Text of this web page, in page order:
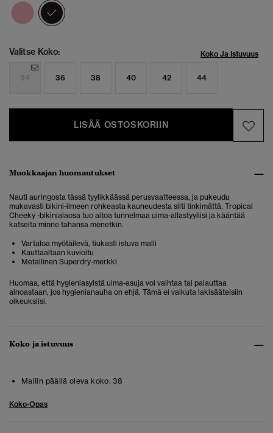
Valitse Koko: Koko Ja Istuvuus
34 36 38 40 42 44
LISÄÄ OSTOSKORIIN
Muokkaajan huomautukset
Nauti auringosta tässä tyylikkäässä perusvaatteessa, ja pukeudu
mukavasti bikini-ilmeen rohkeasta kauneudesta silti tinkimättä. Tropical
Cheeky -bikinialaosa tuo aitoa tunnelmaa uima-allastyyliisi ja kääntää
katseita minne tahansa menetkin.
Vartaloa myötäilevä, tiukasti istuva malli
Kauttaaltaan kuvioitu
Metallinen Superdry-merkki
Huomaa, että hygieniasyistä uima-asuja voi vaihtaa tai palauttaa
ainoastaan, jos hygienianauha on ehjä. Tämä ei vaikuta lakisääteisiin
oikeuksiisi.
Koko ja istuvuus
Mallin päällä oleva koko: 38
Koko-Opas